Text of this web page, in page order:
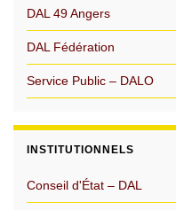
DAL 49 Angers
DAL Fédération
Service Public – DALO
INSTITUTIONNELS
Conseil d'État – DAL